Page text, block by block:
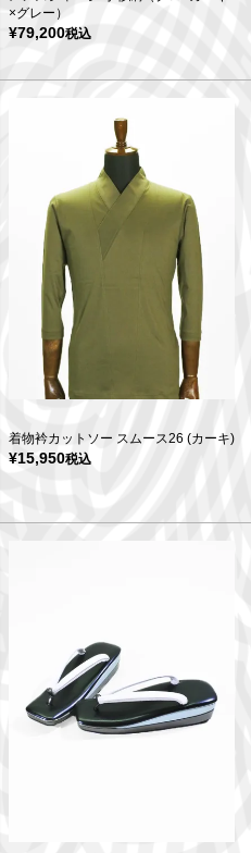
×グレー）
¥79,200税込
着物衿カットソー スムース26 (カーキ)
¥15,950税込